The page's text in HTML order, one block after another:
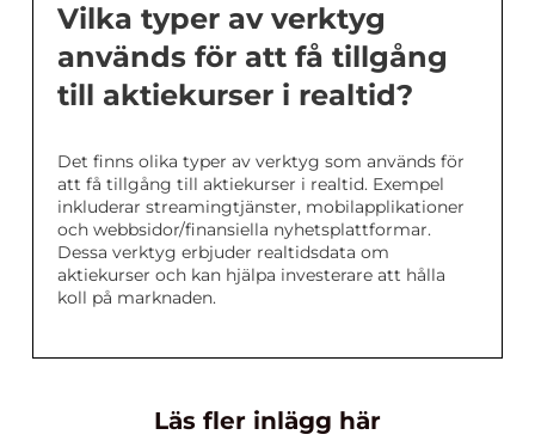
Vilka typer av verktyg
används för att få tillgång
till aktiekurser i realtid?
Det finns olika typer av verktyg som används för
att få tillgång till aktiekurser i realtid. Exempel
inkluderar streamingtjänster, mobilapplikationer
och webbsidor/finansiella nyhetsplattformar.
Dessa verktyg erbjuder realtidsdata om
aktiekurser och kan hjälpa investerare att hålla
koll på marknaden.
Läs fler inlägg här